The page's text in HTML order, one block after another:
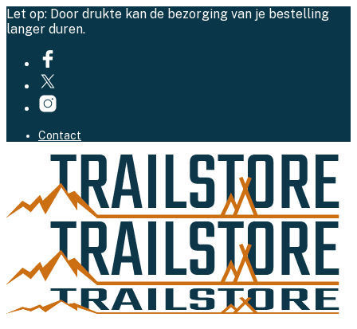
Let op: Door drukte kan de bezorging van je bestelling
langer duren.
Contact